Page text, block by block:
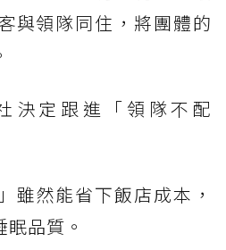
與領隊同住，將團體的
決定跟進「領隊不配
雖然能省下飯店成本，
品質。